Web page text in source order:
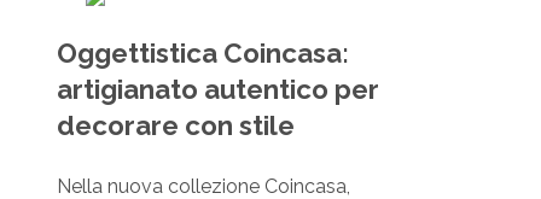
Oggettistica Coincasa:
artigianato autentico per
decorare con stile
Nella nuova collezione Coincasa,